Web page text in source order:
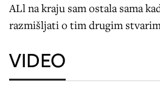
ALl na kraju sam ostala sama
razmišljati o tim drugim
VIDEO